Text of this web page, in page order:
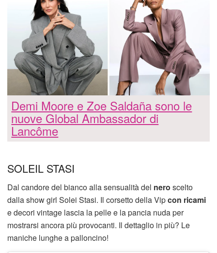
Demi Moore e Zoe Saldaña sono le
nuove Global Ambassador di
Lancôme
SOLEIL STASI
Dal candore del bianco alla sensualità del nero scelto
dalla show girl Solei Stasi. Il corsetto della Vipcon ricami
e decori vintage lascia la pelle e la pancia nuda per
mostrarsi ancora più provocanti. Il dettaglio in più? Le
maniche lunghe a palloncino!